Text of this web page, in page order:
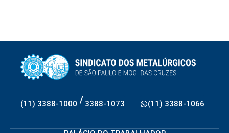
(11) 3388-1000 / 3388-1073 (11) 3388-1066